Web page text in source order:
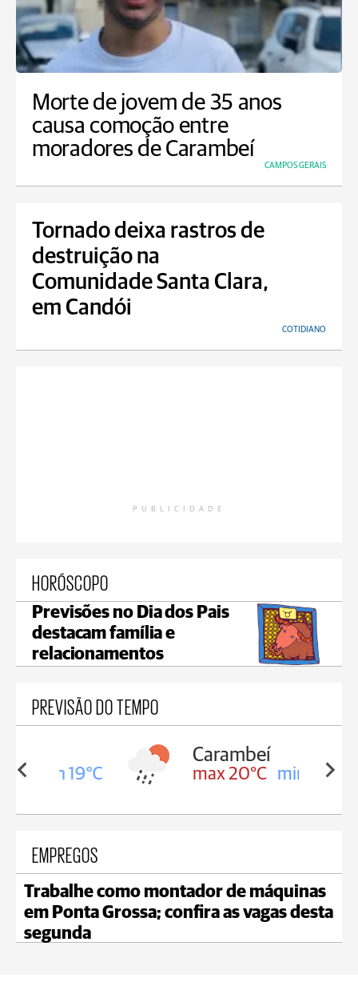
Morte de jovem de 35 anos
causa comoção entre
moradores de Carambeí
CAMPOS GERAIS
Tornado deixa rastros de
destruição na
Comunidade Santa Clara,
em Candói
COTIDIANO
PUBLICIDADE
HORÓSCOPO
Previsões no Dia dos Pais
destacam família e
relacionamentos
PREVISÃO DO TEMPO
19°C
Carambeí
max 20°C min 19°C
EMPREGOS
Trabalhe como montador de máquinas
em Ponta Grossa; confira as vagas desta
segunda